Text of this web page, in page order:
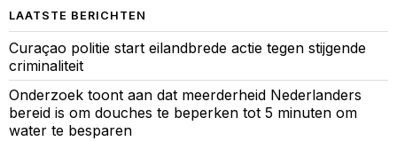
LAATSTE BERICHTEN
Curaçao politie start eilandbrede actie tegen stijgende
criminaliteit
Onderzoek toont aan dat meerderheid Nederlanders
bereid is om douches te beperken tot 5 minuten om
water te besparen